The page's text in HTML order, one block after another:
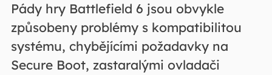
Pády hry Battlefield 6 jsou obvykle
způsobeny problémy s kompatibilitou
systému, chybějícími požadavky na
Secure Boot, zastaralými ovladači